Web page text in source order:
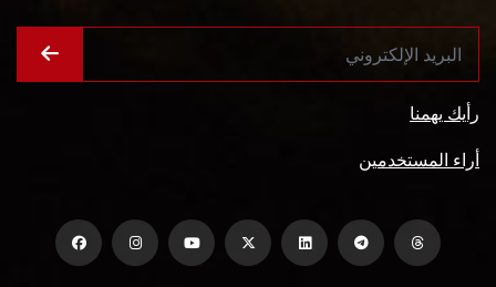
رأيك يهمنا
أراء المستخدمين